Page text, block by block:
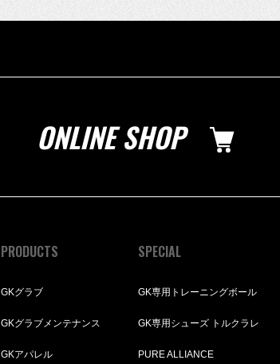
ONLINE SHOP
PRODUCTS
GKグラブ
GKグラブメンテナンス
GKアパレル
SPECIAL
GK専用トレーニングボール
GK専用シューズ トルクラレ
PURE ALLIANCE